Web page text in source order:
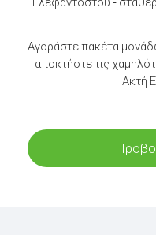
Αγοράστε πακέτα
αποκτήστε τις
Ακτή